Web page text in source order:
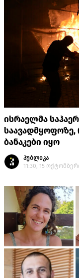
ისრაელმა
ბანაკები იყო
პუბლიკა
11:30, 15